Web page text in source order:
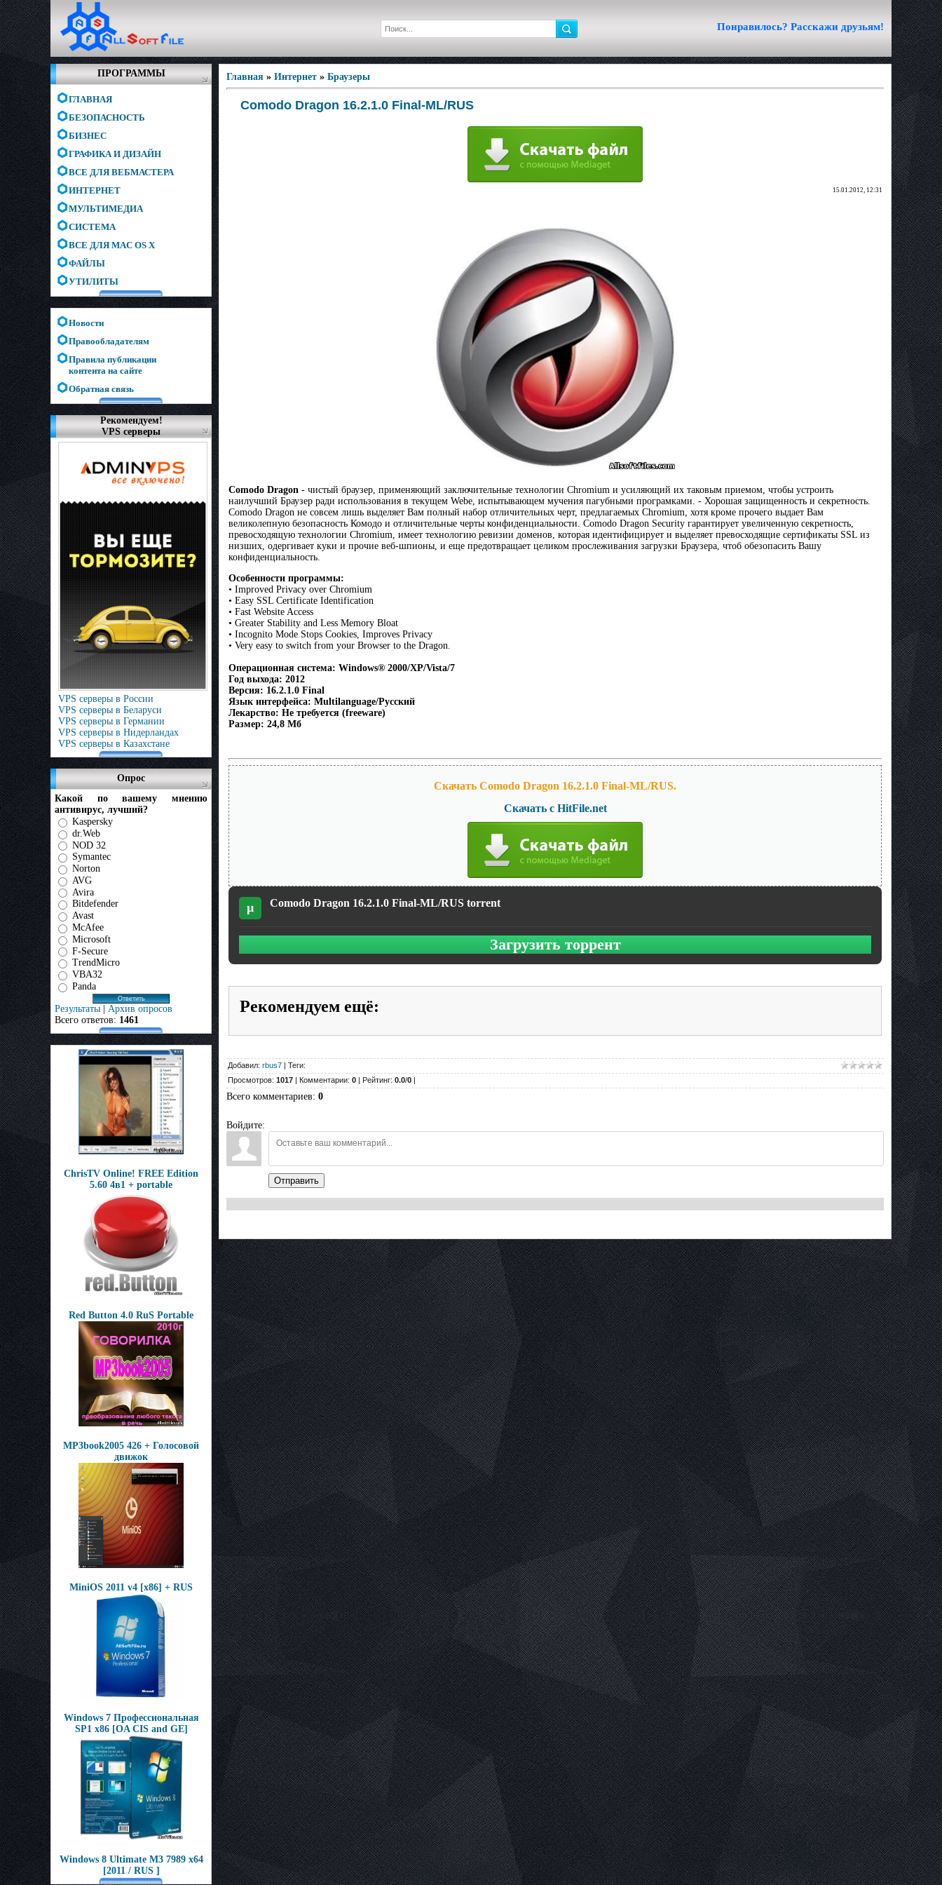
Понравилось? Расскажи друзьям!
ПРОГРАММЫ
ГЛАВНАЯ
БЕЗОПАСНОСТЬ
БИЗНЕС
ГРАФИКА И ДИЗАЙН
ВСЕ ДЛЯ ВЕБМАСТЕРА
ИНТЕРНЕТ
МУЛЬТИМЕДИА
СИСТЕМА
ВСЕ ДЛЯ MAC OS X
ФАЙЛЫ
УТИЛИТЫ
Новости
Правообладателям
Правила публикации
контента на сайте
Обратная связь
Рекомендуем!
VPS серверы
VPS серверы в России
VPS серверы в Беларуси
VPS серверы в Германии
VPS серверы в Нидерландах
VPS серверы в Казахстане
Опрос
Какой по вашему мнению
антивирус, лучший?
Kaspersky
dr.Web
NOD 32
Symantec
Norton
AVG
Avira
Bitdefender
Avast
McAfee
Microsoft
F-Secure
TrendMicro
VBA32
Panda
Результаты | Архив опросов
Всего ответов: 1461
ChrisTV Online! FREE Edition
5.60 4в1 + portable
Red Button 4.0 RuS Portable
MP3book2005 426 + Голосовой
движок
MiniOS 2011 v4 [x86] + RUS
Windows 7 Профессиональная
SP1 x86 [OA CIS and GE]
Windows 8 Ultimate M3 7989 x64
[2011 / RUS ]
Главная » Интернет » Браузеры
Comodo Dragon 16.2.1.0 Final-ML/RUS
15.01.2012, 12:31
Comodo Dragon - чистый браузер, применяющий заключительные технологии Chromium и усиляющий их таковым приемом, чтобы устроить
наилучший Браузер ради использования в текущем Webе, испытывающем мучения пагубными програмками. - Хорошая защищенность и секретность.
Comodo Dragon не совсем лишь выделяет Вам полный набор отличительных черт, предлагаемых Chromium, хотя кроме прочего выдает Вам
великолепную безопасность Комодо и отличительные черты конфиденциальности. Comodo Dragon Security гарантирует увеличенную секретность,
превосходящую технологии Chromium, имеет технологию ревизии доменов, которая идентифицирует и выделяет превосходящие сертификаты SSL из
низших, одергивает куки и прочие веб-шпионы, и еще предотвращает целиком прослеживания загрузки Браузера, чтоб обезопасить Вашу
конфиденциальность.
Особенности программы:
• Improved Privacy over Chromium
• Easy SSL Certificate Identification
• Fast Website Access
• Greater Stability and Less Memory Bloat
• Incognito Mode Stops Cookies, Improves Privacy
• Very easy to switch from your Browser to the Dragon.
Операционная система: Windows® 2000/XP/Vista/7
Год выхода: 2012
Версия: 16.2.1.0 Final
Язык интерфейса: Multilanguage/Русский
Лекарство: Не требуется (freeware)
Размер: 24,8 Мб
Скачать Comodo Dragon 16.2.1.0 Final-ML/RUS.
Скачать с HitFile.net
µ Comodo Dragon 16.2.1.0 Final-ML/RUS torrent
Загрузить торрент
Рекомендуем ещё:
Добавил: rbus7 | Теги:
Просмотров: 1017 | Комментарии: 0 | Рейтинг: 0.0/0 |
Всего комментариев: 0
Войдите:
Отправить